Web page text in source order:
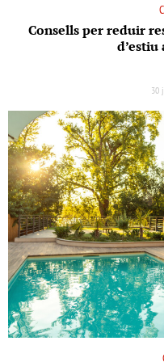
Consells per reduir
d’estiu
30